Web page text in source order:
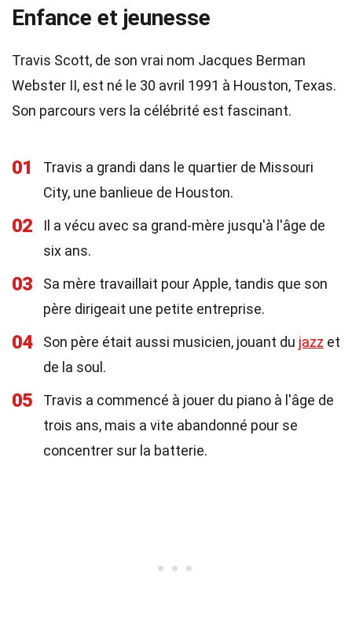
Enfance et jeunesse
Travis Scott, de son vrai nom Jacques Berman
Webster II, est né le 30 avril 1991 à Houston, Texas.
Son parcours vers la célébrité est fascinant.
01
Travis a grandi dans le quartier de Missouri
City, une banlieue de Houston.
02
Il a vécu avec sa grand-mère jusqu'à l'âge de
six ans.
03
Sa mère travaillait pour Apple, tandis que son
père dirigeait une petite entreprise.
04 Son père était aussi musicien, jouant du jazz et
de la soul.
05
Travis a commencé à jouer du piano à l'âge de
trois ans, mais a vite abandonné pour se
concentrer sur la batterie.